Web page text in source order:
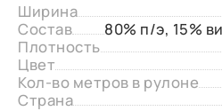
Ширина
Состав
80% п/э, 15%
Плотность
Цвет
Кол-во метров в рулоне
Страна